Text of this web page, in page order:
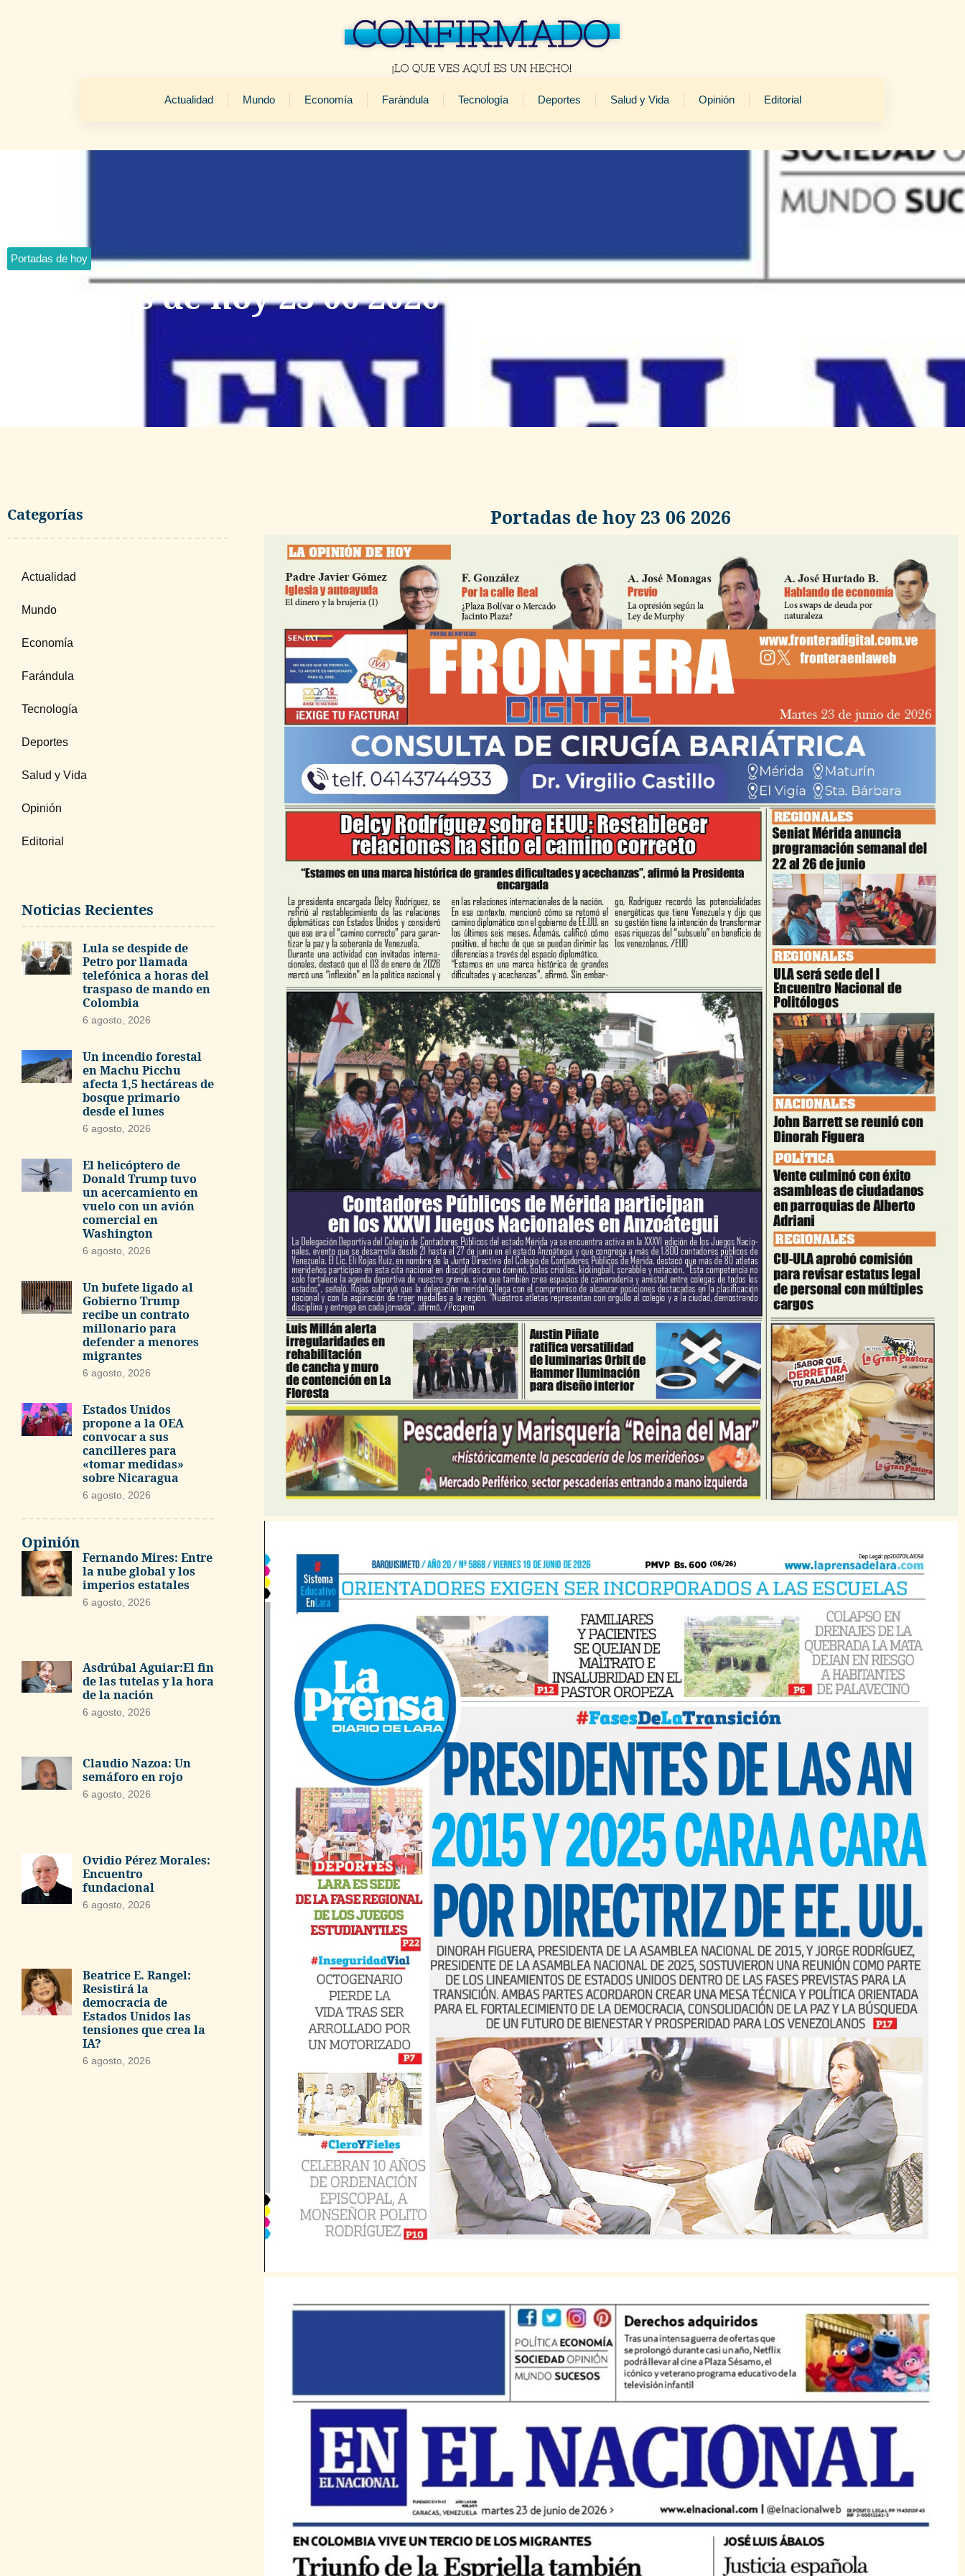
Actualidad Mundo Economía Farándula Tecnología Deportes Salud y Vida Opinión Editorial
Portadas de hoy
Portadas de hoy 23 06 2026
Categorías
Actualidad
Mundo
Economía
Farándula
Tecnología
Deportes
Salud y Vida
Opinión
Editorial
Noticias Recientes
Lula se despide de
Petro por llamada
telefónica a horas del
traspaso de mando en
Colombia
6 agosto, 2026
Un incendio forestal
en Machu Picchu
afecta 1,5 hectáreas de
bosque primario
desde el lunes
6 agosto, 2026
El helicóptero de
Donald Trump tuvo
un acercamiento en
vuelo con un avión
comercial en
Washington
6 agosto, 2026
Un bufete ligado al
Gobierno Trump
recibe un contrato
millonario para
defender a menores
migrantes
6 agosto, 2026
Estados Unidos
propone a la OEA
convocar a sus
cancilleres para
«tomar medidas»
sobre Nicaragua
6 agosto, 2026
Opinión
Fernando Mires: Entre
la nube global y los
imperios estatales
6 agosto, 2026
Asdrúbal Aguiar:El fin
de las tutelas y la hora
de la nación
6 agosto, 2026
Claudio Nazoa: Un
semáforo en rojo
6 agosto, 2026
Ovidio Pérez Morales:
Encuentro
fundacional
6 agosto, 2026
Beatrice E. Rangel:
Resistirá la
democracia de
Estados Unidos las
tensiones que crea la
IA?
6 agosto, 2026
Portadas de hoy 23 06 2026